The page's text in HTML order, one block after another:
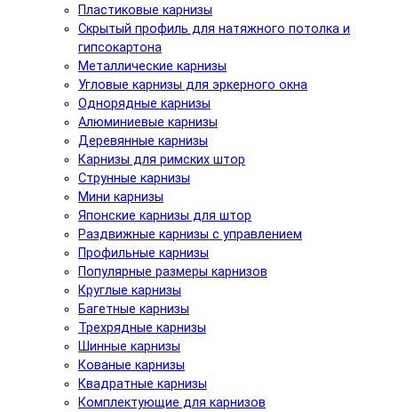
Пластиковые карнизы
Скрытый профиль для натяжного потолка и
гипсокартона
Металлические карнизы
Угловые карнизы для эркерного окна
Однорядные карнизы
Алюминиевые карнизы
Деревянные карнизы
Карнизы для римских штор
Струнные карнизы
Мини карнизы
Японские карнизы для штор
Раздвижные карнизы с управлением
Профильные карнизы
Популярные размеры карнизов
Круглые карнизы
Багетные карнизы
Трехрядные карнизы
Шинные карнизы
Кованые карнизы
Квадратные карнизы
Комплектующие для карнизов